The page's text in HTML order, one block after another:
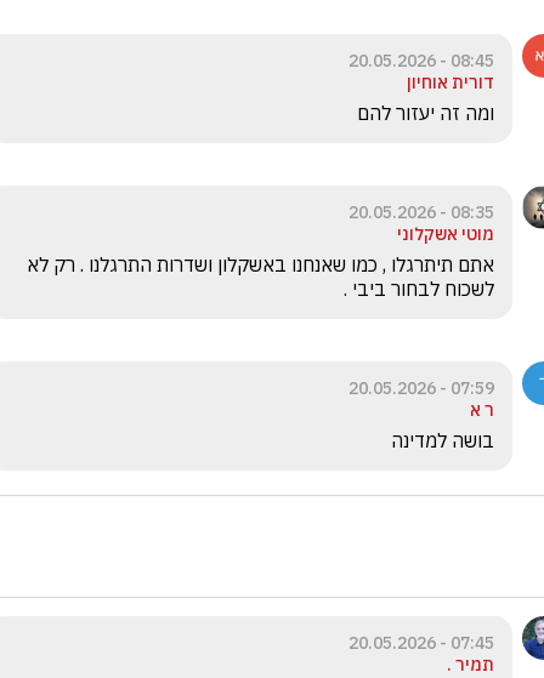
08:45 - 20.05.2026
דורית אוחיון
ומה זה יעזור להם
08:35 - 20.05.2026
מוטי אשקלוני
לשכוח לבחור ביבי .
07:59 - 20.05.2026
ר א
בושה למדינה
07:45 - 20.05.2026
תמיר .